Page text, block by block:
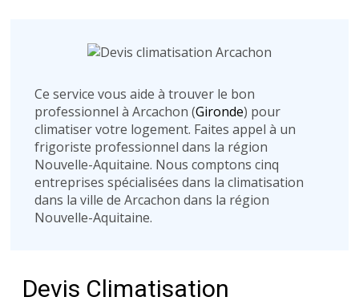
Ce service vous aide à trouver le bon
professionnel à Arcachon (Gironde) pour
climatiser votre logement. Faites appel à un
frigoriste professionnel dans la région
Nouvelle-Aquitaine. Nous comptons cinq
entreprises spécialisées dans la climatisation
dans la ville de Arcachon dans la région
Nouvelle-Aquitaine.
Devis Climatisation